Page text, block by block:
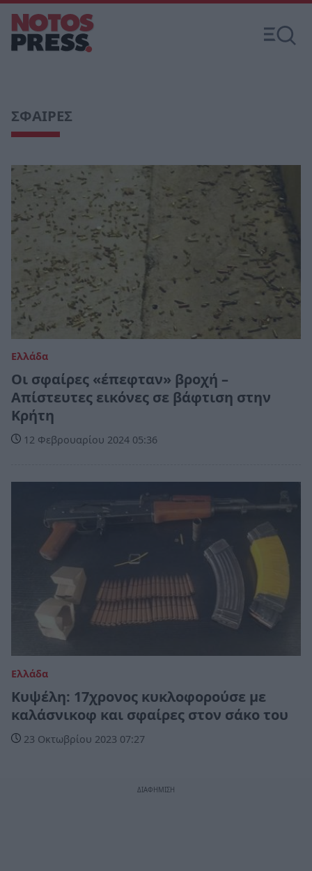
ΣΦΑΙΡΕΣ
Ελλάδα
Οι σφαίρες «έπεφταν» βροχή –
Απίστευτες εικόνες σε βάφτιση στην
Κρήτη
12 Φεβρουαρίου 2024 05:36
Ελλάδα
Κυψέλη: 17χρονος κυκλοφορούσε με
καλάσνικοφ και σφαίρες στον σάκο του
23 Οκτωβρίου 2023 07:27